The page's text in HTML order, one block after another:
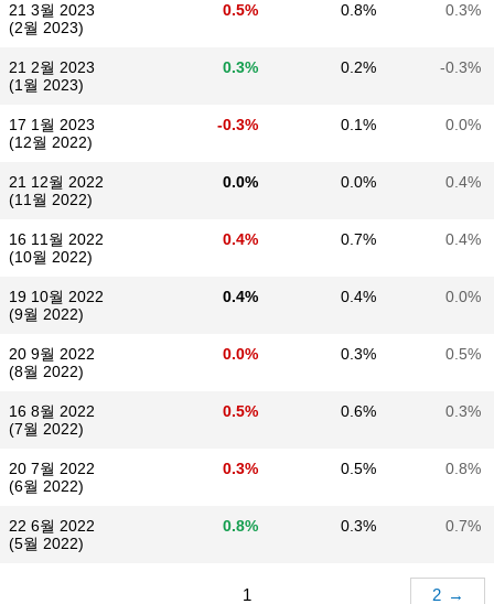
21 3월 2023
(2월 2023)
0.5% 0.8% 0.3%
21 2월 2023
(1월 2023)
0.3% 0.2% -0.3%
17 1월 2023
(12월 2022)
-0.3% 0.1% 0.0%
21 12월 2022
(11월 2022)
0.0% 0.0% 0.4%
16 11월 2022
(10월 2022)
0.4% 0.7% 0.4%
19 10월 2022
(9월 2022)
0.4% 0.4% 0.0%
20 9월 2022
(8월 2022)
0.0% 0.3% 0.5%
16 8월 2022
(7월 2022)
0.5% 0.6% 0.3%
20 7월 2022
(6월 2022)
0.3% 0.5% 0.8%
22 6월 2022
(5월 2022)
0.8% 0.3% 0.7%
1 2 →